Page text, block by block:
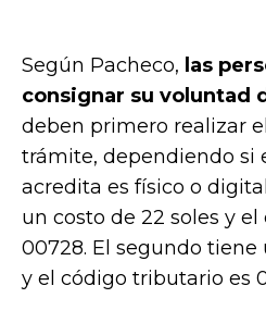
Según Pacheco, las
consignar su voluntad
deben primero realizar
trámite, dependiendo si
acredita es físico o
un costo de 22 soles y
00728. El segundo tiene
y el código tributario es